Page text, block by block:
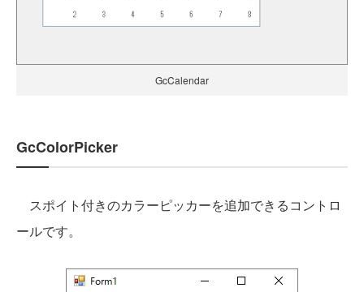
GcCalendar
GcColorPicker
スポイト付きのカラーピッカーを追加できるコントロ
ールです。